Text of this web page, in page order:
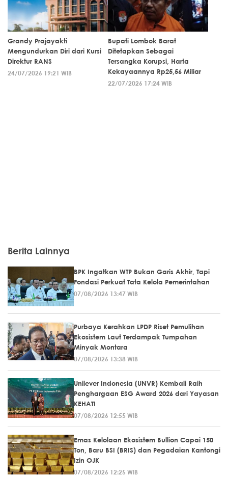
Grandy Prajayakti
Mengundurkan Diri dari Kursi
Direktur RANS
24/07/2026 19:21 WIB
Bupati Lombok Barat
Ditetapkan Sebagai
Tersangka Korupsi, Harta
Kekayaannya Rp25,56 Miliar
22/07/2026 17:24 WIB
Berita Lainnya
BPK Ingatkan WTP Bukan Garis Akhir, Tapi
Fondasi Perkuat Tata Kelola Pemerintahan
07/08/2026 13:47 WIB
Purbaya Kerahkan LPDP Riset Pemulihan
Ekosistem Laut Terdampak Tumpahan
Minyak Montara
07/08/2026 13:38 WIB
Unilever Indonesia (UNVR) Kembali Raih
Penghargaan ESG Award 2026 dari Yayasan
KEHATI
07/08/2026 12:55 WIB
Emas Kelolaan Ekosistem Bullion Capai 150
Ton, Baru BSI (BRIS) dan Pegadaian Kantongi
Izin OJK
07/08/2026 12:25 WIB